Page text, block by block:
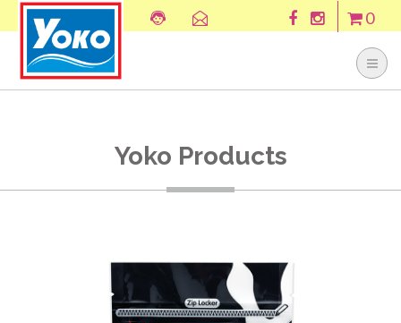
0
Yoko Products